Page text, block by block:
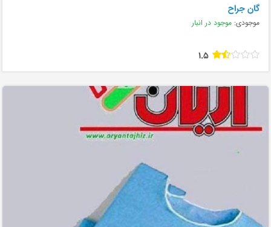
گان جراح
موجودی: موجود در انبار
1.5